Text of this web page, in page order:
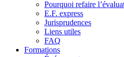
Pourquoi refaire
E.F. express
Jurisprudences
Liens utiles
FAQ
Formations